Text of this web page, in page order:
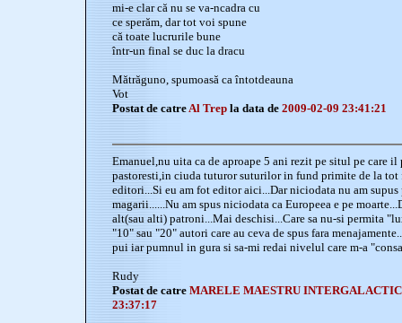
mi-e clar că nu se va-ncadra cu
ce sperăm, dar tot voi spune
că toate lucrurile bune
într-un final se duc la dracu
Mătrăguno, spumoasă ca întotdeauna
Vot
Postat de catreAl Trep la data de 2009-02-09 23:41:21
Emanuel,nu uita ca de aproape 5 ani rezit pe situl pe care il
pastoresti,in ciuda tuturor suturilor in fund primite de la
editori...Si eu am fot editor aici...Dar niciodata nu am supus
magarii......Nu am spus niciodata ca Europeea e pe
alt(sau alti) patroni...Mai deschisi...Care sa nu-si permita
"10" sau "20" autori care au ceva de spus fara
pui iar pumnul in gura si sa-mi redai nivelul care m-a
Rudy
Postat de catre MARELE MAESTRU
23:37:17